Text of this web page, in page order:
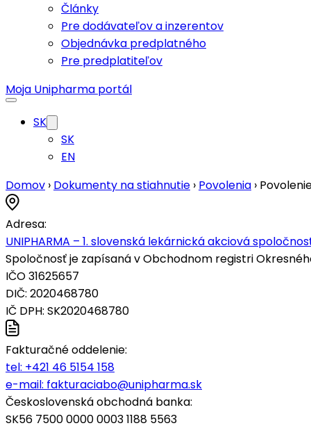
Články
Pre dodávateľov a inzerentov
Objednávka predplatného
Pre predplatiteľov
Moja Unipharma portál
SK
SK
EN
Domov › Dokumenty na stiahnutie › Povolenia ›
Adresa:
UNIPHARMA – 1. slovenská lekárnická akciová
Spoločnosť je zapísaná v Obchodnom registri
IČO 31625657
DIČ: 2020468780
IČ DPH: SK2020468780
Fakturačné oddelenie:
tel: +421 46 5154 158
e-mail: fakturaciabo@unipharma.sk
Československá obchodná banka:
SK56 7500 0000 0003 1188 5563